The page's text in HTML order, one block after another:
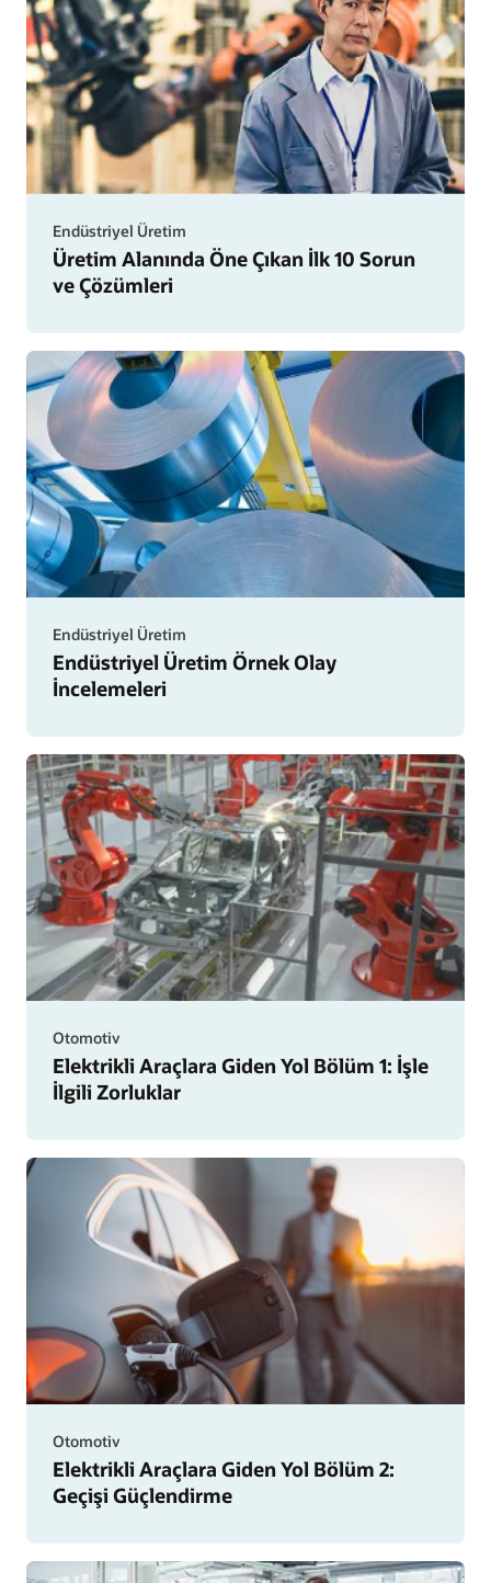
Endüstriyel Üretim
Üretim Alanında Öne Çıkan İlk 10 Sorun
ve Çözümleri
Endüstriyel Üretim
Endüstriyel Üretim Örnek Olay
İncelemeleri
Otomotiv
Elektrikli Araçlara Giden Yol Bölüm 1: İşle
İlgili Zorluklar
Otomotiv
Elektrikli Araçlara Giden Yol Bölüm 2:
Geçişi Güçlendirme